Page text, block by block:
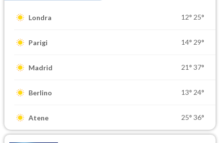
Londra 12° 25°
Parigi 14° 29°
Madrid 21° 37°
Berlino 13° 24°
Atene 25° 36°